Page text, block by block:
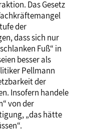
Das Gesetz
der
dass sich nur
Fuß“ in
besser als
Pellmann
der
Insofern handele
von der
„das hätte